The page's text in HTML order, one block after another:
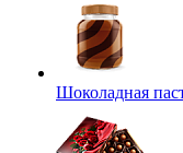
Шоколадная